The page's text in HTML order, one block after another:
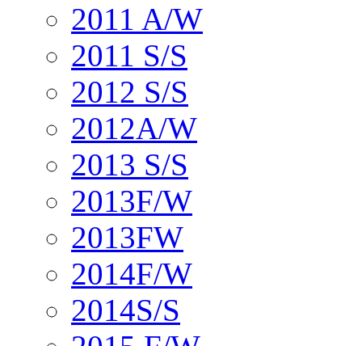
2011 A/W
2011 S/S
2012 S/S
2012A/W
2013 S/S
2013F/W
2013FW
2014F/W
2014S/S